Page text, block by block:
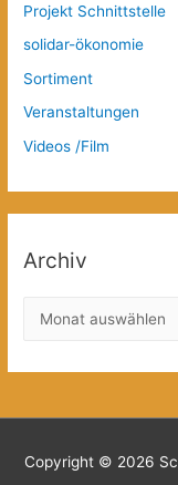
Projekt Schnittstelle
solidar-ökonomie
Sortiment
Veranstaltungen
Videos /Film
Archiv
c
v
Copyright © 2026